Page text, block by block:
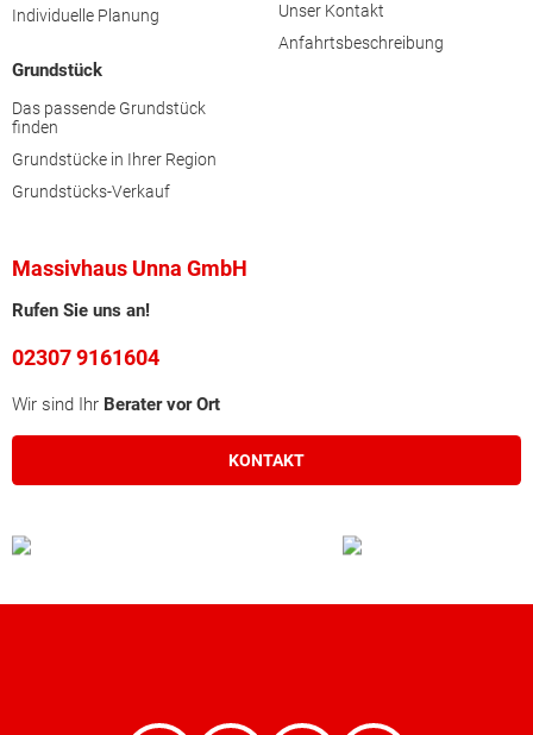
Individuelle Planung
Grundstück
Das passende Grundstück
finden
Grundstücke in Ihrer Region
Grundstücks-Verkauf
Unser Kontakt
Anfahrtsbeschreibung
Massivhaus Unna GmbH
Rufen Sie uns an!
02307 9161604
Wir sind Ihr Berater vor Ort
KONTAKT